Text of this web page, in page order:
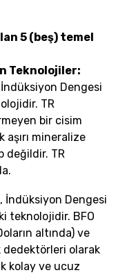
5 (beş) temel
Teknolojiler:
İndüksiyon Dengesi
TR
bir cisim
aşırı mineralize
değildir. TR
İndüksiyon Dengesi
teknolojidir. BFO
altında) ve
olarak
kolay ve ucuz